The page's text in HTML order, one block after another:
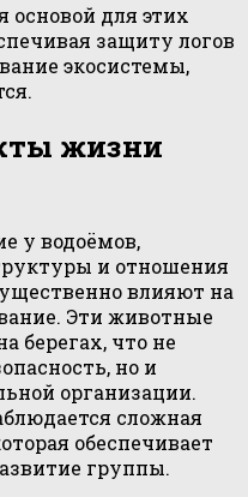
основой для этих
защиту логов
экосистемы,
жизни
у водоёмов,
и отношения
влияют на
Эти животные
берегах, что не
но и
организации.
сложная
обеспечивает
группы.